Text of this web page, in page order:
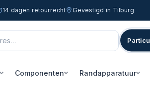
14 dagen retourrecht Gevestigd in Tilburg
Componenten Randapparatuur